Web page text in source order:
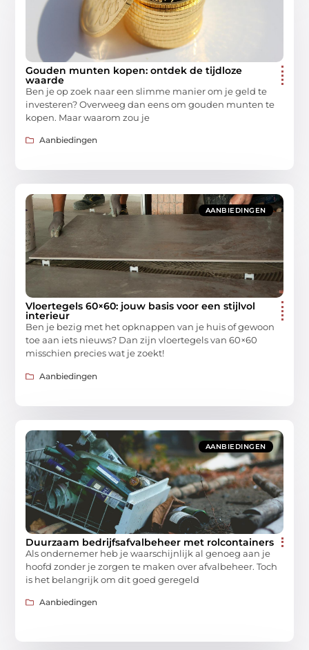
Gouden munten kopen: ontdek de tijdloze
waarde
Ben je op zoek naar een slimme manier om je geld te
investeren? Overweeg dan eens om gouden munten te
kopen. Maar waarom zou je
Aanbiedingen
AANBIEDINGEN
Vloertegels 60×60: jouw basis voor een stijlvol
interieur
Ben je bezig met het opknappen van je huis of gewoon
toe aan iets nieuws? Dan zijn vloertegels van 60×60
misschien precies wat je zoekt!
Aanbiedingen
AANBIEDINGEN
Duurzaam bedrijfsafvalbeheer met rolcontainers
Als ondernemer heb je waarschijnlijk al genoeg aan je
hoofd zonder je zorgen te maken over afvalbeheer. Toch
is het belangrijk om dit goed geregeld
Aanbiedingen